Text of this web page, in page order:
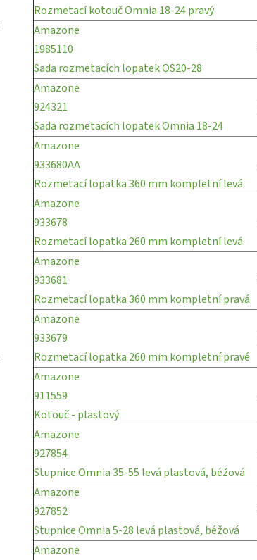
Rozmetací kotouč Omnia 18-24 pravý
Amazone
1985110
Sada rozmetacích lopatek OS20-28
Amazone
924321
Sada rozmetacích lopatek Omnia 18-24
Amazone
933680AA
Rozmetací lopatka 360 mm kompletní levá
Amazone
933678
Rozmetací lopatka 260 mm kompletní levá
Amazone
933681
Rozmetací lopatka 360 mm kompletní pravá
Amazone
933679
Rozmetací lopatka 260 mm kompletní pravé
Amazone
911559
Kotouč - plastový
Amazone
927854
Stupnice Omnia 35-55 levá plastová, béžová
Amazone
927852
Stupnice Omnia 5-28 levá plastová, béžová
Amazone